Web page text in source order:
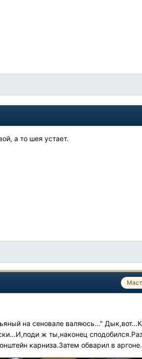
а то шея устает.
на сеновале валяюсь..."
ж ты,наконец
карниза.Затем обварил в аргоне.